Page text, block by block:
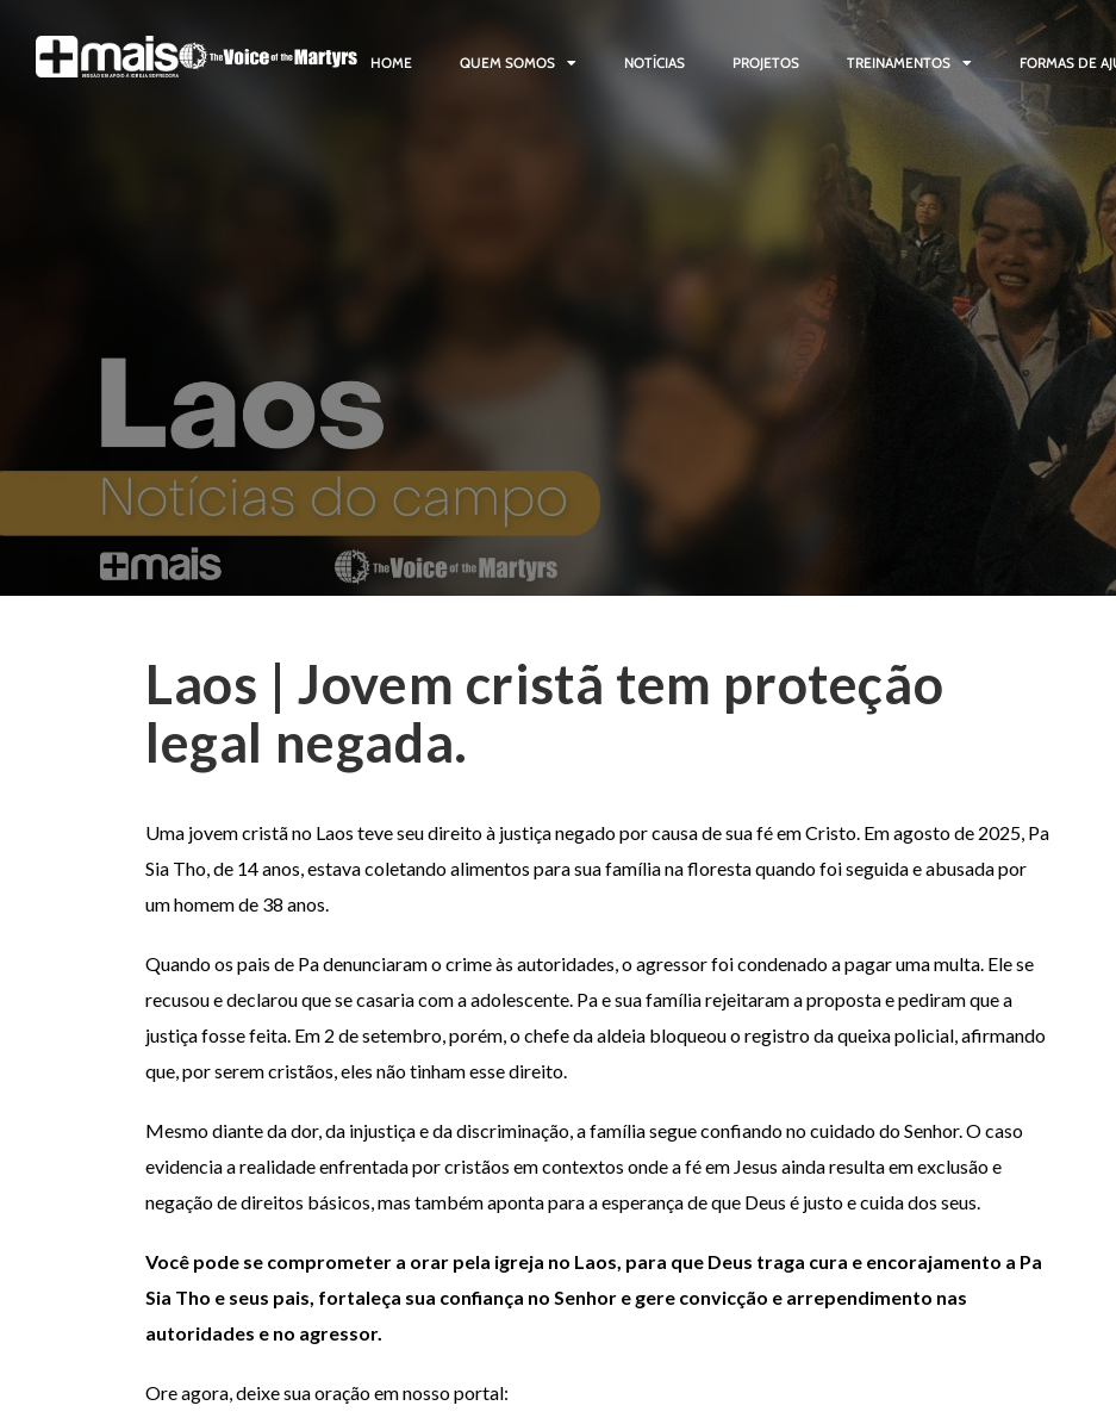
HOME QUEM SOMOS NOTÍCIAS PROJETOS TREINAMENTOS FORMAS DE
Laos | Jovem cristã tem proteção
legal negada.
Uma jovem cristã no Laos teve seu direito à justiça negado por causa de sua fé em Cristo. Em agosto de 2025, Pa
Sia Tho, de 14 anos, estava coletando alimentos para sua família na floresta quando foi seguida e abusada por
um homem de 38 anos.
Quando os pais de Pa denunciaram o crime às autoridades, o agressor foi condenado a pagar uma multa. Ele se
recusou e declarou que se casaria com a adolescente. Pa e sua família rejeitaram a proposta e pediram que a
justiça fosse feita. Em 2 de setembro, porém, o chefe da aldeia bloqueou o registro da queixa policial, afirmando
que, por serem cristãos, eles não tinham esse direito.
Mesmo diante da dor, da injustiça e da discriminação, a família segue confiando no cuidado do Senhor. O caso
evidencia a realidade enfrentada por cristãos em contextos onde a fé em Jesus ainda resulta em exclusão e
negação de direitos básicos, mas também aponta para a esperança de que Deus é justo e cuida dos seus.
Você pode se comprometer a orar pela igreja no Laos, para que Deus traga cura e encorajamento a Pa
Sia Tho e seus pais, fortaleça sua confiança no Senhor e gere convicção e arrependimento nas
autoridades e no agressor.
Ore agora, deixe sua oração em nosso portal: